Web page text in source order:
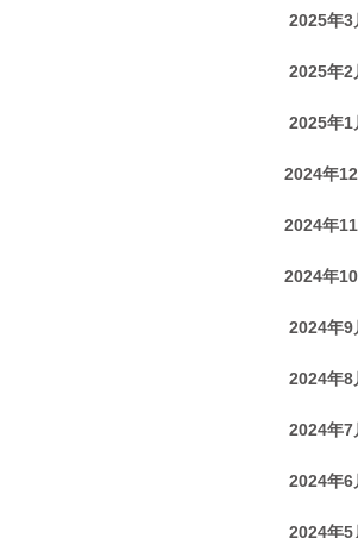
2025年3
2025年2
2025年1
2024年
2024年
2024年
2024年9
2024年8
2024年7
2024年6
2024年5